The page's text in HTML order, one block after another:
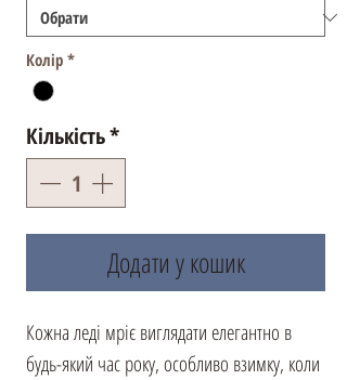
Колір *
Кількість*
Додати у кошик
Кожна леді мріє виглядати елегантно в
будь-який час року, особливо взимку, коли